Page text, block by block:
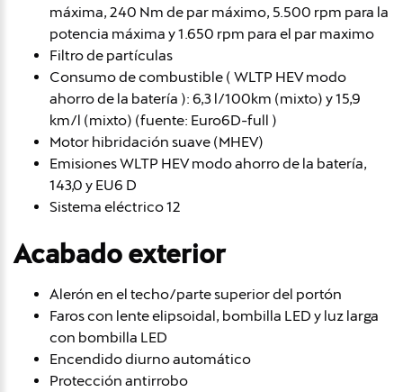
máxima, 240 Nm de par máximo, 5.500 rpm para la
potencia máxima y 1.650 rpm para el par maximo
Filtro de partículas
Consumo de combustible ( WLTP HEV modo
ahorro de la batería ): 6,3 l/100km (mixto) y 15,9
km/l (mixto) (fuente: Euro6D-full )
Motor hibridación suave (MHEV)
Emisiones WLTP HEV modo ahorro de la batería,
143,0 y EU6 D
Sistema eléctrico 12
Acabado exterior
Alerón en el techo/parte superior del portón
Faros con lente elipsoidal, bombilla LED y luz larga
con bombilla LED
Encendido diurno automático
Protección antirrobo